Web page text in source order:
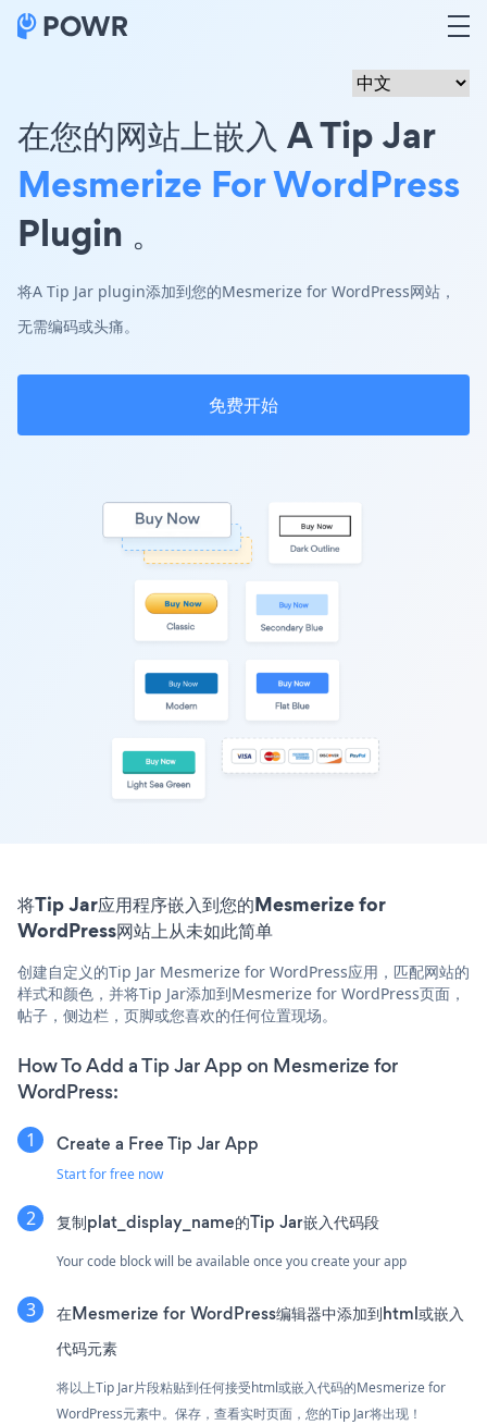
在您的网站上嵌入 A Tip Jar
Mesmerize For WordPress
Plugin 。
将A Tip Jar plugin添加到您的Mesmerize for WordPress网站，
无需编码或头痛。
免费开始
将Tip Jar应用程序嵌入到您的Mesmerize for
WordPress网站上从未如此简单
创建自定义的Tip Jar Mesmerize for WordPress应用，匹配网站的
样式和颜色，并将Tip Jar添加到Mesmerize for WordPress页面，
帖子，侧边栏，页脚或您喜欢的任何位置现场。
How To Add a Tip Jar App on Mesmerize for
WordPress:
Create a Free Tip Jar App
Start for free now
复制plat_display_name的Tip Jar嵌入代码段
Your code block will be available once you create your app
在Mesmerize for WordPress编辑器中添加到html或嵌入
代码元素
将以上Tip Jar片段粘贴到任何接受html或嵌入代码的Mesmerize for
WordPress元素中。保存，查看实时页面，您的Tip Jar将出现！